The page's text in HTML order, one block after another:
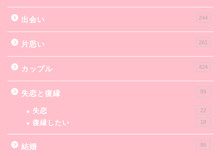
出会い 244
片思い 261
カップル 424
失恋と復縁 89
失恋 22
復縁したい 18
結婚 86